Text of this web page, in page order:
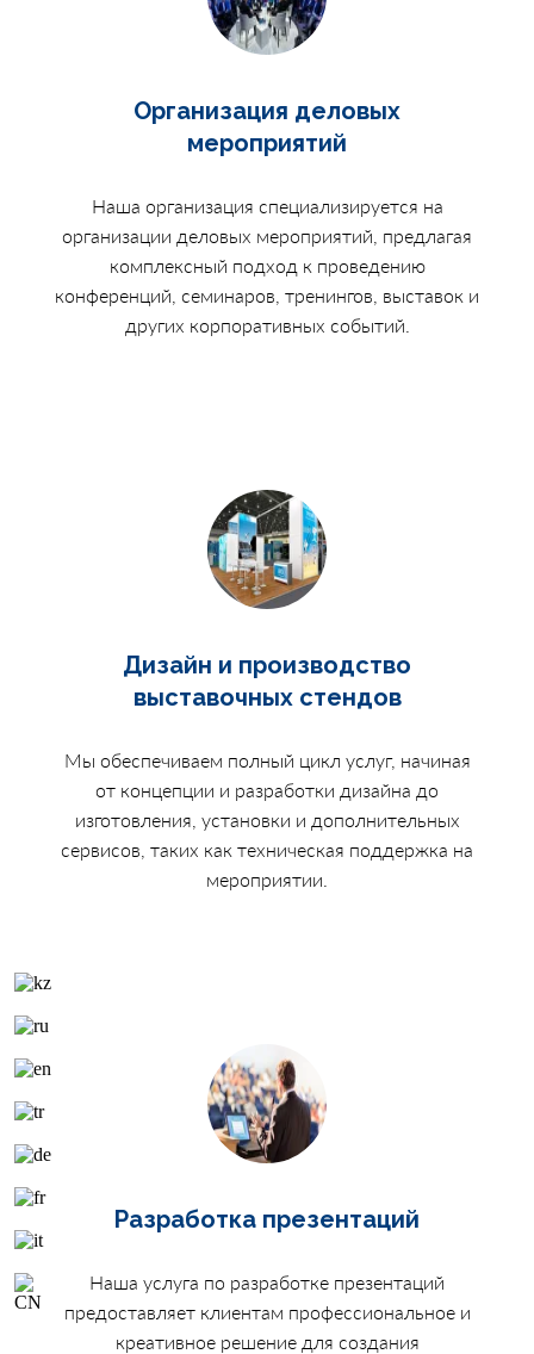
Организация деловых
мероприятий
Наша организация специализируется на
организации деловых мероприятий, предлагая
комплексный подход к проведению
конференций, семинаров, тренингов, выставок и
других корпоративных событий.
Дизайн и производство
выставочных стендов
Мы обеспечиваем полный цикл услуг, начиная
от концепции и разработки дизайна до
изготовления, установки и дополнительных
сервисов, таких как техническая поддержка на
мероприятии.
Разработка презентаций
Наша услуга по разработке презентаций
предоставляет клиентам профессиональное и
креативное решение для создания